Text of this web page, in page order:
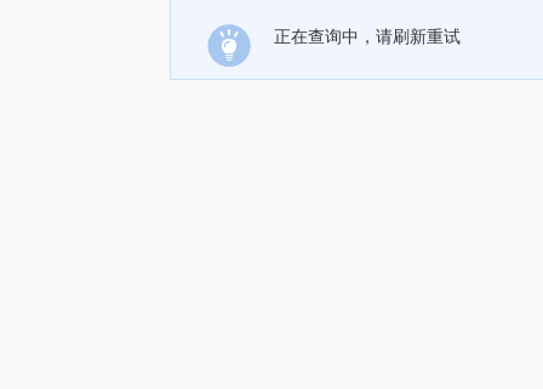
正在查询中，请刷新重试